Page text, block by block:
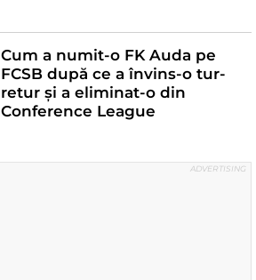
Cum a numit-o FK Auda pe
FCSB după ce a învins-o tur-
retur și a eliminat-o din
Conference League